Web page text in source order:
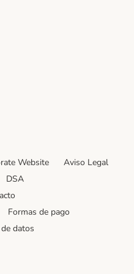
MethodMethod
Website
Aviso Legal
DSA
Formas de pago
datos